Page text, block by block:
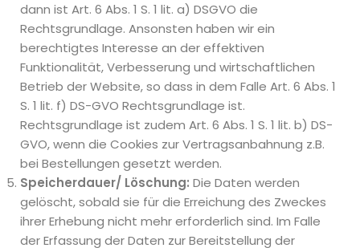
dann ist Art. 6 Abs. 1 S. 1 lit. a) DSGVO die
Rechtsgrundlage. Ansonsten haben wir ein
berechtigtes Interesse an der effektiven
Funktionalität, Verbesserung und wirtschaftlichen
Betrieb der Website, so dass in dem Falle Art. 6 Abs. 1
S. 1 lit. f) DS-GVO Rechtsgrundlage ist.
Rechtsgrundlage ist zudem Art. 6 Abs. 1 S. 1 lit. b) DS-
GVO, wenn die Cookies zur Vertragsanbahnung z.B.
bei Bestellungen gesetzt werden.
Speicherdauer/ Löschung: Die Daten werden
gelöscht, sobald sie für die Erreichung des Zweckes
ihrer Erhebung nicht mehr erforderlich sind. Im Falle
der Erfassung der Daten zur Bereitstellung der